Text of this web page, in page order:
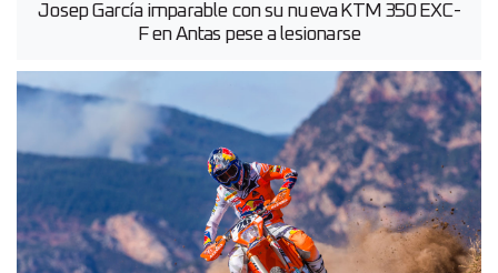
Josep García imparable con su nueva KTM 350 EXC-
F en Antas pese a lesionarse